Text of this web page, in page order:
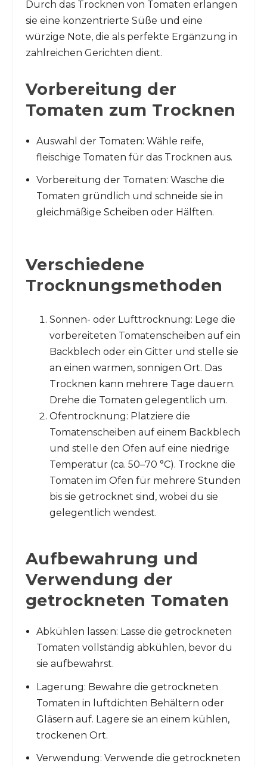
Durch das Trocknen von Tomaten erlangen
sie eine konzentrierte Süße und eine
würzige Note, die als perfekte Ergänzung in
zahlreichen Gerichten dient.
Vorbereitung der
Tomaten zum Trocknen
Auswahl der Tomaten: Wähle reife,
fleischige Tomaten für das Trocknen aus.
Vorbereitung der Tomaten: Wasche die
Tomaten gründlich und schneide sie in
gleichmäßige Scheiben oder Hälften.
Verschiedene
Trocknungsmethoden
Sonnen- oder Lufttrocknung: Lege die
vorbereiteten Tomatenscheiben auf ein
Backblech oder ein Gitter und stelle sie
an einen warmen, sonnigen Ort. Das
Trocknen kann mehrere Tage dauern.
Drehe die Tomaten gelegentlich um.
Ofentrocknung: Platziere die
Tomatenscheiben auf einem Backblech
und stelle den Ofen auf eine niedrige
Temperatur (ca. 50–70 °C). Trockne die
Tomaten im Ofen für mehrere Stunden
bis sie getrocknet sind, wobei du sie
gelegentlich wendest.
Aufbewahrung und
Verwendung der
getrockneten Tomaten
Abkühlen lassen: Lasse die getrockneten
Tomaten vollständig abkühlen, bevor du
sie aufbewahrst.
Lagerung: Bewahre die getrockneten
Tomaten in luftdichten Behältern oder
Gläsern auf. Lagere sie an einem kühlen,
trockenen Ort.
Verwendung: Verwende die getrockneten